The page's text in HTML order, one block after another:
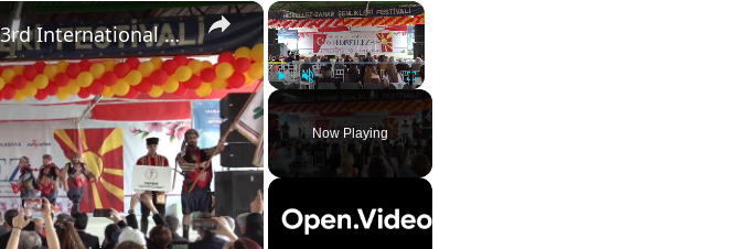
×
Fullscreen
Now Playing
×
North Macedonia: Valandovo hosts 33rd International Hidirellez Spring Festival in North Macedonia.